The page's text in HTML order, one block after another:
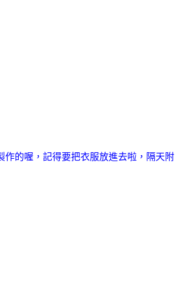
的喔，記得要把衣服放進去啦，隔天附